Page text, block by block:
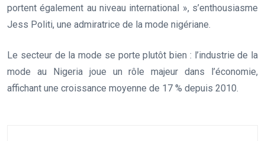
portent également au niveau international », s’enthousiasme
Jess Politi, une admiratrice de la mode nigériane.
Le secteur de la mode se porte plutôt bien : l’industrie de la
mode au Nigeria joue un rôle majeur dans l’économie,
affichant une croissance moyenne de 17 % depuis 2010.